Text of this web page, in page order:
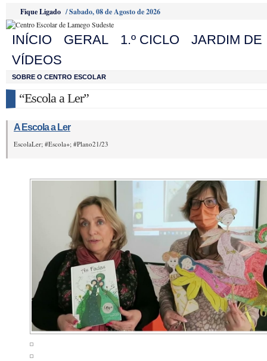
Fique Ligado /Sabado, 08 de Agosto de 2026
INÍCIO GERAL 1.º CICLO
JARDIM DE
VÍDEOS
SOBRE O CENTRO ESCOLAR
“Escola a Ler”
A Escola a Ler
EscolaLer; #Escola+; #Plano21/23